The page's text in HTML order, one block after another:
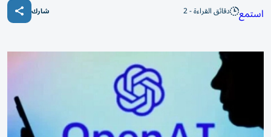
استمع دقائق القراءة - 2 شارك